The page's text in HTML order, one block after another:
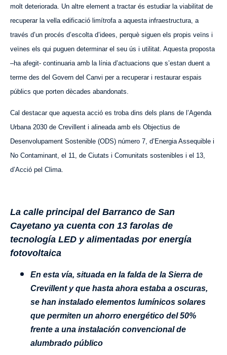
molt deteriorada. Un altre element a tractar és estudiar la viabilitat de
recuperar la vella edificació limítrofa a aquesta infraestructura, a
través d’un procés d’escolta d’idees, perquè siguen els propis veïns i
veïnes els qui puguen determinar el seu ús i utilitat. Aquesta proposta
–ha afegit- continuaria amb la línia d’actuacions que s’estan duent a
terme des del Govern del Canvi per a recuperar i restaurar espais
públics que porten dècades abandonats.
Cal destacar que aquesta acció es troba dins dels plans de l’Agenda
Urbana 2030 de Crevillent i alineada amb els Objectius de
Desenvolupament Sostenible (ODS) número 7, d’Energia Assequible i
No Contaminant, el 11, de Ciutats i Comunitats sostenibles i el 13,
d’Acció pel Clima.
La calle principal del Barranco de San
Cayetano ya cuenta con 13 farolas de
tecnología LED y alimentadas por energía
fotovoltaica
En esta vía, situada en la falda de la Sierra de
Crevillent y que hasta ahora estaba a oscuras,
se han instalado elementos lumínicos solares
que permiten un ahorro energético del 50%
frente a una instalación convencional de
alumbrado público